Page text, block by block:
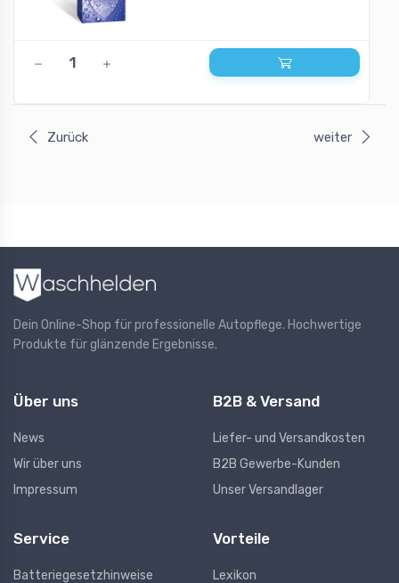
Zurück weiter
Dein Online-Shop für professionelle Autopflege. Hochwertige
Produkte für glänzende Ergebnisse.
Über uns
News
Wir über uns
Impressum
B2B & Versand
Liefer- und Versandkosten
B2B Gewerbe-Kunden
Unser Versandlager
Service
Batteriegesetzhinweise
Vorteile
Lexikon